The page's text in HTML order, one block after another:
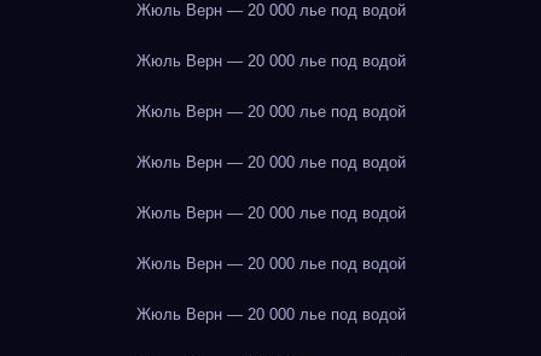
Жюль Верн — 20 000 лье под водой
Жюль Верн — 20 000 лье под водой
Жюль Верн — 20 000 лье под водой
Жюль Верн — 20 000 лье под водой
Жюль Верн — 20 000 лье под водой
Жюль Верн — 20 000 лье под водой
Жюль Верн — 20 000 лье под водой